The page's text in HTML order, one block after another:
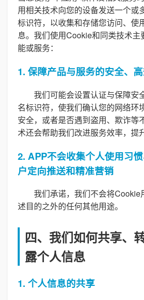
用相关技术向您的设备发送一个或
标识符，以收集和存储您访问、使
息。我们使用Cookie和同类技术主
能或服务：
1. 保障产品与服务的安全、
我们可能会设置认证与保障安
名标识符，使我们确认您的网络环
安全，或者是否遇到盗用、欺诈等
术还会帮助我们改进服务效率，提
2. APP不会收集个人使用习
户定向推送和精准营销
我们承诺，我们不会将Cookie
述目的之外的任何其他用途。
四、我们如何共享、
露个人信息
1. 个人信息的共享